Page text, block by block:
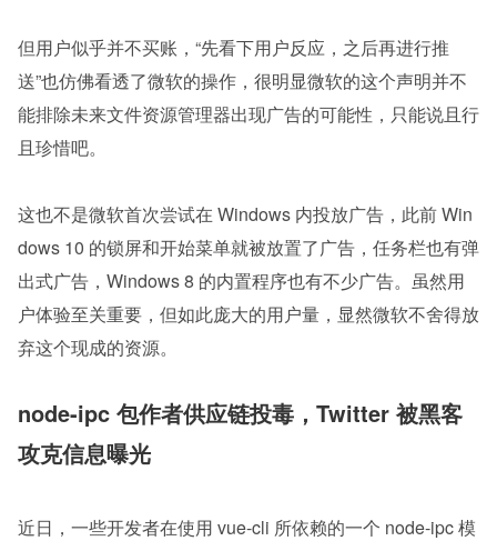
但用户似乎并不买账，“先看下用户反应，之后再进行推
送”也仿佛看透了微软的操作，很明显微软的这个声明并不
能排除未来文件资源管理器出现广告的可能性，只能说且行
且珍惜吧。
这也不是微软首次尝试在 Windows 内投放广告，此前 Win
dows 10 的锁屏和开始菜单就被放置了广告，任务栏也有弹
出式广告，Windows 8 的内置程序也有不少广告。虽然用
户体验至关重要，但如此庞大的用户量，显然微软不舍得放
弃这个现成的资源。
node-ipc 包作者供应链投毒，Twitter 被黑客
攻克信息曝光
近日，一些开发者在使用 vue-cli 所依赖的一个 node-ipc 模